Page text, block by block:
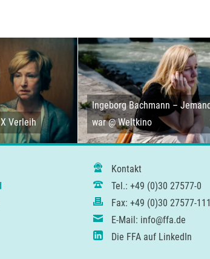
Verleih
Ingeborg Bachmann –
war @ Weltkino
Kontakt
Tel.: +49 (0)30 27577-0
Fax: +49 (0)30 27577-111
E-Mail: info@ffa.de
Die FFA auf LinkedIn